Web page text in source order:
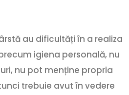
au dificultăți în a realiza
igiena personală, nu
nu pot menține propria
trebuie avut în vedere